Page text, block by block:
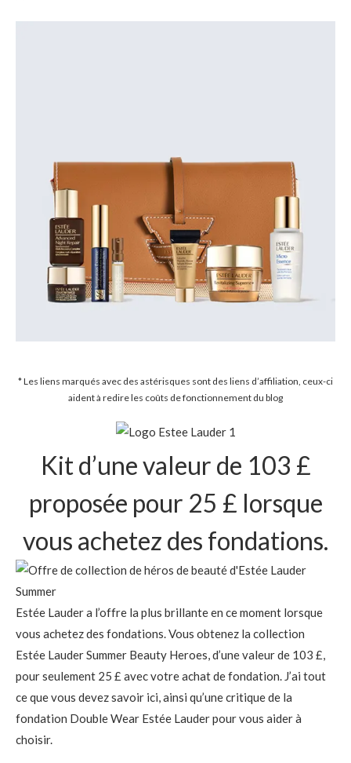
* Les liens marqués avec des astérisques sont des liens d’affiliation, ceux-ci
aident à redire les coûts de fonctionnement du blog
Kit d’une valeur de 103 £
proposée pour 25 £ lorsque
vous achetez des fondations.
Estée Lauder a l’offre la plus brillante en ce moment lorsque
vous achetez des fondations. Vous obtenez la collection
Estée Lauder Summer Beauty Heroes, d’une valeur de 103 £,
pour seulement 25 £ avec votre achat de fondation. J’ai tout
ce que vous devez savoir ici, ainsi qu’une critique de la
fondation Double Wear Estée Lauder pour vous aider à
choisir.